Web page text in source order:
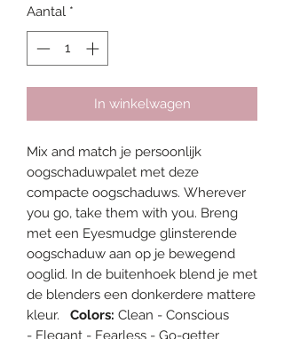
Aantal *
In winkelwagen
Mix and match je persoonlijk
oogschaduwpalet met deze
compacte oogschaduws. Wherever
you go, take them with you. Breng
met een Eyesmudge glinsterende
oogschaduw aan op je bewegend
ooglid. In de buitenhoek blend je met
de blenders een donkerdere mattere
kleur.
Colors: Clean - Conscious
- Elegant - Fearless - Go-getter